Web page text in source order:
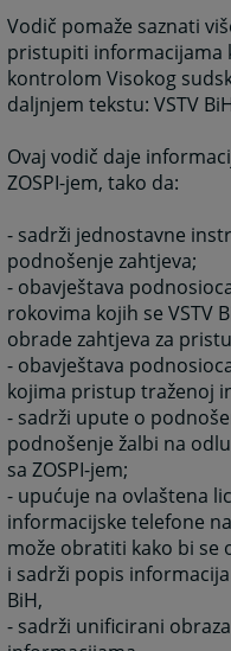
Vodič pomaže saznati
pristupiti informacijama
kontrolom Visokog
daljnjem tekstu: VSTV
Ovaj vodič daje
ZOSPI-jem, tako da:
- sadrži jednostavne
podnošenje zahtjeva;
- obavještava
rokovima kojih se VSTV
obrade zahtjeva za
- obavještava
kojima pristup traženoj
- sadrži upute o
podnošenje žalbi na
sa ZOSPI-jem;
- upućuje na ovlaštena
informacijske telefone
može obratiti kako bi se
i sadrži popis
BiH,
- sadrži unificirani